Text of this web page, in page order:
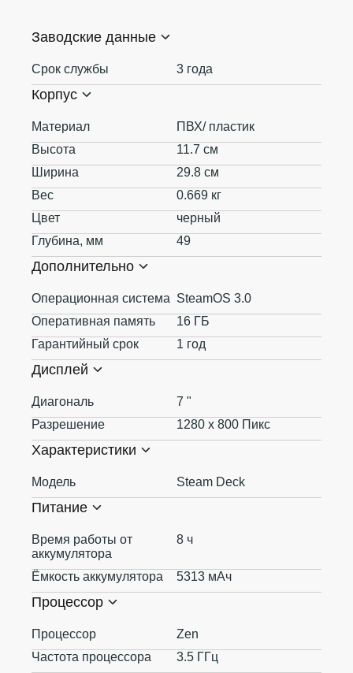
Заводские данные
Срок службы 3 года
Корпус
Материал
ПВХ/ пластик
Высота
11.7 см
Ширина
29.8 см
Вес
0.669 кг
Цвет
черный
Глубина, мм
49
Дополнительно
Операционная система SteamOS 3.0
Оперативная память
16 ГБ
Гарантийный срок
1 год
Дисплей
Диагональ
7 "
Разрешение
1280 x 800 Пикс
Характеристики
Модель Steam Deck
Питание
Время работы от
аккумулятора
8 ч
Ёмкость аккумулятора 5313 мАч
Процессор
Процессор
Zen
Частота процессора
3.5 ГГц